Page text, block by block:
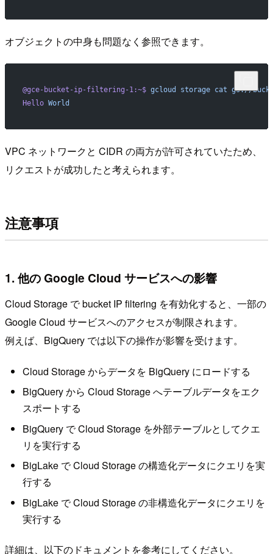
オブジェクトの中身も問題なく参照できます。
@gce-bucket-ip-filtering-1:~$ gcloud storage cat gs://
Hello World
VPC ネットワークと CIDR の両方が許可されていたため、
リクエストが成功したと考えられます。
注意事項
1. 他の Google Cloud サービスへの影響
Cloud Storage で bucket IP filtering を有効化すると、一部の
Google Cloud サービスへのアクセスが制限されます。
例えば、BigQuery では以下の操作が影響を受けます。
Cloud Storage からデータを BigQuery にロードする
BigQuery から Cloud Storage へテーブルデータをエク
スポートする
BigQuery で Cloud Storage を外部テーブルとしてクエ
リを実行する
BigLake で Cloud Storage の構造化データにクエリを実
行する
BigLake で Cloud Storage の非構造化データにクエリを
実行する
詳細は、以下のドキュメントを参考にしてください。